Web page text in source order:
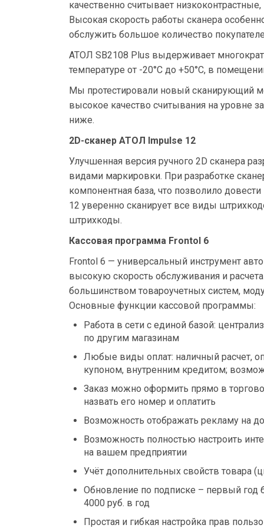
качественно считывает
Высокая скорость работы сканера
обслужить большое количество
АТОЛ SB2108 Plus выдерживает
температуре от -20°С до +50°С, в
Мы протестировали новый сканирующий
высокое качество считывания на уровне
ниже.
2D-сканер АТОЛ Impulse 12
Улучшенная версия ручного 2D сканера
видами маркировки. При разработке
компонентная база, что позволило
12 уверенно сканирует все виды
штрихкоды.
Кассовая программа Frontol 6
Frontol 6 — универсальный инструмент
высокую скорость обслуживания и
большинством товароучетных систем,
Основные функции кассовой программы:
Работа в сети с единой базой:
по другим магазинам
Любые виды оплат: наличный расчет,
купоном, внутренним кредитом;
Заказ можно оформить прямо в
назвать его номер и оплатить
Возможность отображать рекламу на
Возможность полностью настроить
на вашем предприятии
Учёт дополнительных свойств товара
Обновление по подписке – первый год
4000 руб. в год
Простая и гибкая настройка прав